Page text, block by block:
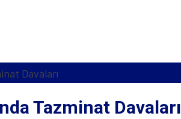
Tazminat Davaları